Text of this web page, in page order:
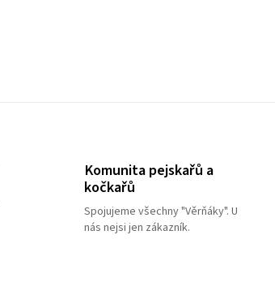
Komunita pejskařů a
kočkařů
Spojujeme všechny "Věrňáky". U
nás nejsi jen zákazník.